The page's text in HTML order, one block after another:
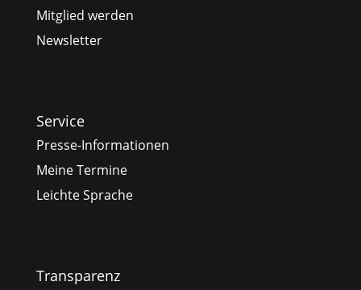
Mitglied werden
Newsletter
Service
Presse-Informationen
Meine Termine
Leichte Sprache
Transparenz